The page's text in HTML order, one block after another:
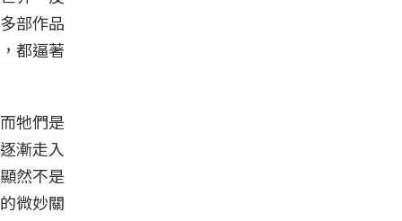
部作品
都逼著
牠們是
漸走入
然不是
微妙關